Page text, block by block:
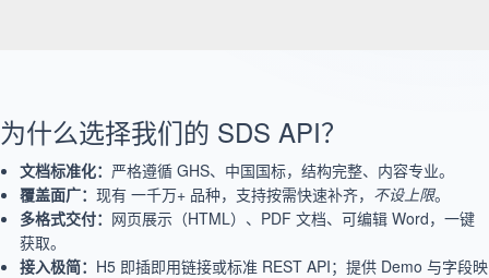
为什么选择我们的 SDS API？
文档标准化： 严格遵循 GHS、中国国标，结构完整、内容专业。
覆盖面广： 现有 一千万+ 品种，支持按需快速补齐， 不设上限。
多格式交付： 网页展示（HTML）、PDF 文档、可编辑 Word，一键
获取。
接入极简： H5 即插即用链接或标准 REST API；提供 Demo 与字段映